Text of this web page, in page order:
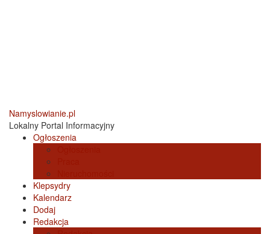
Namyslowianie.pl
Lokalny Portal Informacyjny
Ogłoszenia
Klepsydry
Kalendarz
Dodaj
Redakcja